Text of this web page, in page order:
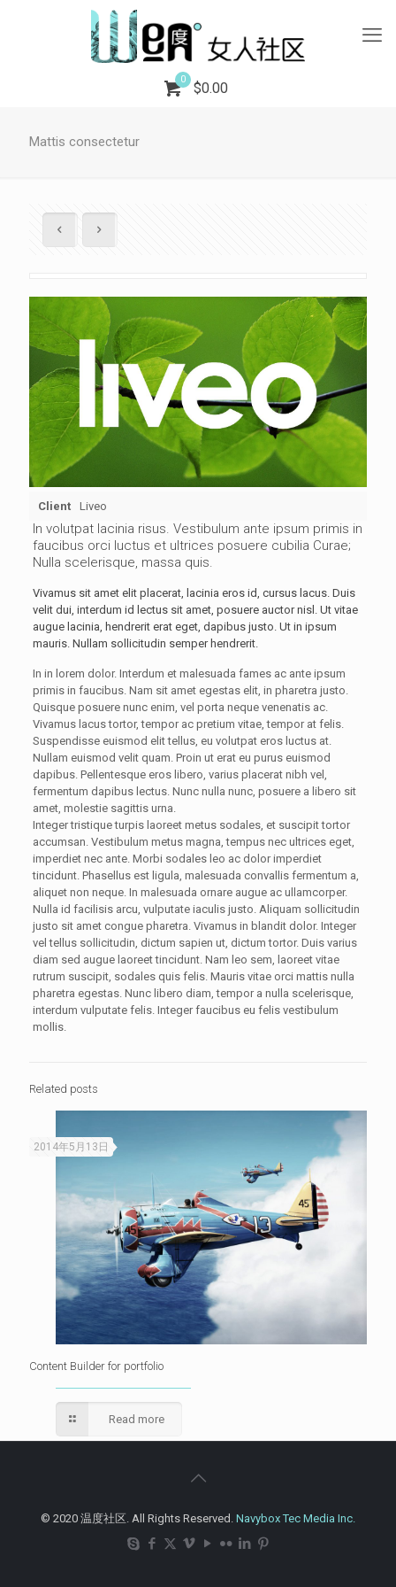
0
$0.00
Mattis consectetur
Client Liveo
In volutpat lacinia risus. Vestibulum ante ipsum primis in
faucibus orci luctus et ultrices posuere cubilia Curae;
Nulla scelerisque, massa quis.
Vivamus sit amet elit placerat, lacinia eros id, cursus lacus. Duis
velit dui, interdum id lectus sit amet, posuere auctor nisl. Ut vitae
augue lacinia, hendrerit erat eget, dapibus justo. Ut in ipsum
mauris. Nullam sollicitudin semper hendrerit.
In in lorem dolor. Interdum et malesuada fames ac ante ipsum
primis in faucibus. Nam sit amet egestas elit, in pharetra justo.
Quisque posuere nunc enim, vel porta neque venenatis ac.
Vivamus lacus tortor, tempor ac pretium vitae, tempor at felis.
Suspendisse euismod elit tellus, eu volutpat eros luctus at.
Nullam euismod velit quam. Proin ut erat eu purus euismod
dapibus. Pellentesque eros libero, varius placerat nibh vel,
fermentum dapibus lectus. Nunc nulla nunc, posuere a libero sit
amet, molestie sagittis urna.
Integer tristique turpis laoreet metus sodales, et suscipit tortor
accumsan. Vestibulum metus magna, tempus nec ultrices eget,
imperdiet nec ante. Morbi sodales leo ac dolor imperdiet
tincidunt. Phasellus est ligula, malesuada convallis fermentum a,
aliquet non neque. In malesuada ornare augue ac ullamcorper.
Nulla id facilisis arcu, vulputate iaculis justo. Aliquam sollicitudin
justo sit amet congue pharetra. Vivamus in blandit dolor. Integer
vel tellus sollicitudin, dictum sapien ut, dictum tortor. Duis varius
diam sed augue laoreet tincidunt. Nam leo sem, laoreet vitae
rutrum suscipit, sodales quis felis. Mauris vitae orci mattis nulla
pharetra egestas. Nunc libero diam, tempor a nulla scelerisque,
interdum vulputate felis. Integer faucibus eu felis vestibulum
mollis.
Related posts
2014年5月13日
Content Builder for portfolio
Read more
© 2020 温度社区. All Rights Reserved. Navybox Tec Media Inc.